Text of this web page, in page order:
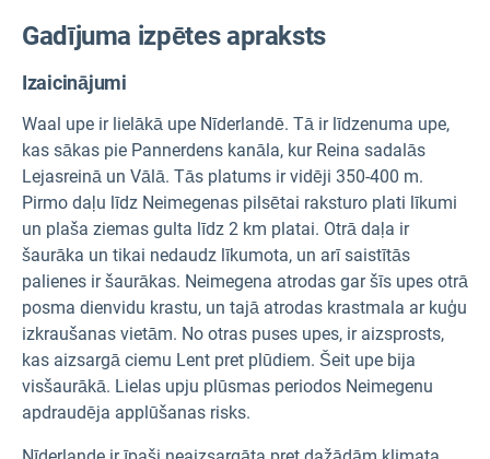
Gadījuma izpētes apraksts
Izaicinājumi
Waal upe ir lielākā upe Nīderlandē. Tā ir līdzenuma upe,
kas sākas pie Pannerdens kanāla, kur Reina sadalās
Lejasreinā un Vālā. Tās platums ir vidēji 350-400 m.
Pirmo daļu līdz Neimegenas pilsētai raksturo plati līkumi
un plaša ziemas gulta līdz 2 km platai. Otrā daļa ir
šaurāka un tikai nedaudz līkumota, un arī saistītās
palienes ir šaurākas. Neimegena atrodas gar šīs upes otrā
posma dienvidu krastu, un tajā atrodas krastmala ar kuģu
izkraušanas vietām. No otras puses upes, ir aizsprosts,
kas aizsargā ciemu Lent pret plūdiem. Šeit upe bija
visšaurākā. Lielas upju plūsmas periodos Neimegenu
apdraudēja applūšanas risks.